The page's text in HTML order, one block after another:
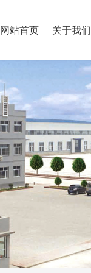
网站首页 关于我们